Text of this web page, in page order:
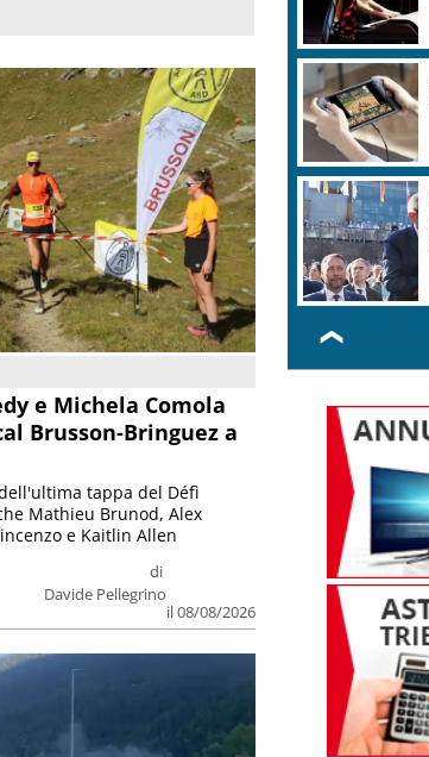
e Michela Comola
Brusson-Bringuez a
di
Davide Pellegrino
il 08/08/2026
tappa del Défì
Mathieu Brunod, Alex
e Kaitlin Allen
❮